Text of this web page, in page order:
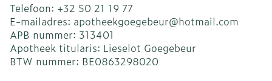
Telefoon: +32 50 21 19 77
E-mailadres: apotheekgoegebeur@hotmail.com
APB nummer: 313401
Apotheek titularis: Lieselot Goegebeur
BTW nummer: BE0863298020